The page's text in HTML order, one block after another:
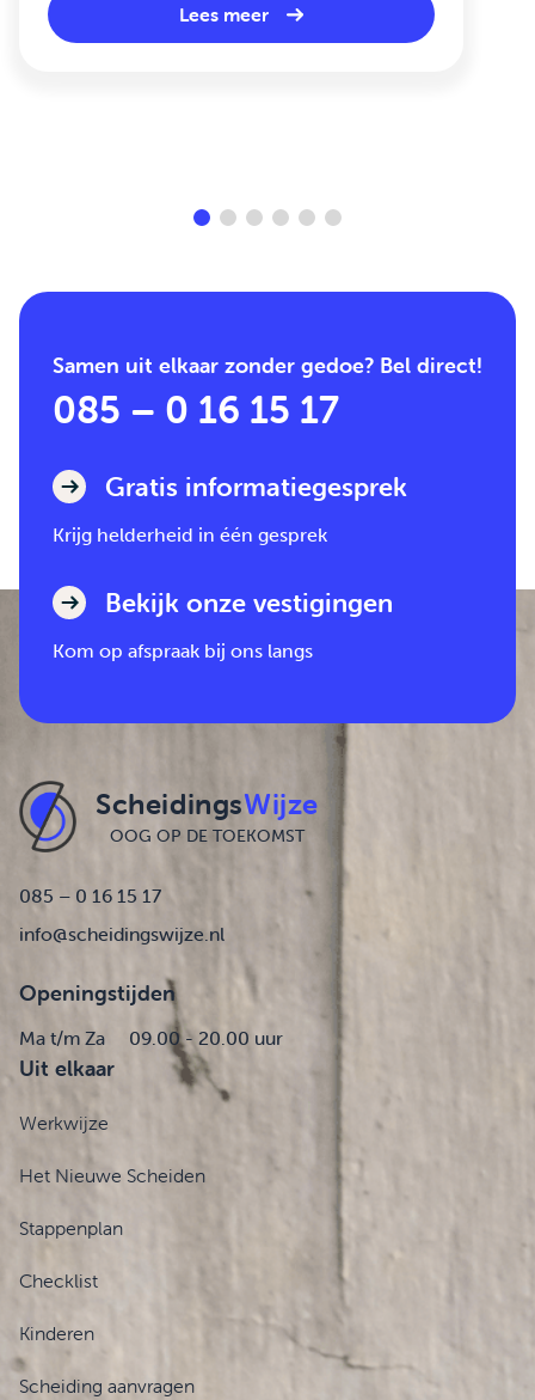
Lees meer
Samen uit elkaar zonder gedoe? Bel direct!
085 – 0 16 15 17
Gratis informatiegesprek
Krijg helderheid in één gesprek
Bekijk onze vestigingen
Kom op afspraak bij ons langs
ScheidingsWijze
OOG OP DE TOEKOMST
085 – 0 16 15 17
info@scheidingswijze.nl
Openingstijden
Ma t/m Za 09.00 - 20.00 uur
Uit elkaar
Werkwijze
Het Nieuwe Scheiden
Stappenplan
Checklist
Kinderen
Scheiding aanvragen